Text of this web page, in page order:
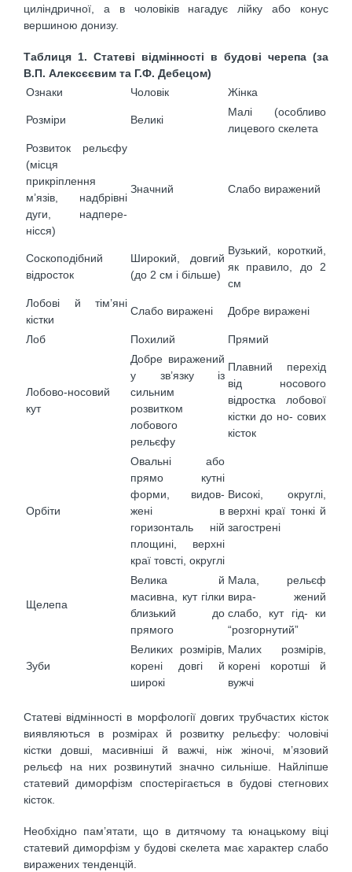
циліндричної, а в чоловіків нагадує лійку або конус
вершиною донизу.
Таблиця 1. Статеві відмінності в будові черепа (за
В.П. Алексєєвим та Г.Ф. Дебецом)
Ознаки
Чоловік Жінка
Розміри Великі
Малі (особливо
лицевого скелета
Розвиток рельєфу
(місця
прикріплення
м’язів, надбрівні
дуги, надпере­
нісся)
Значний Слабо виражений
Соскоподібний
відросток
Широкий, довгий
(до 2 см і більше)
Вузький, короткий,
як правило, до 2
см
Лобові й тім’яні
кістки
Слабо виражені Добре виражені
Лоб Похилий Прямий
Лобово-носовий
кут
Добре виражений
у зв’язку із
сильним
розвитком
лобового
рельєфу
Плавний перехід
від носового
відростка лобової
кістки до но- сових
кісток
Орбіти
Овальні або
прямо кутні
форми, видов-
жені в
горизонталь ній
площині, верхні
краї товсті, округлі
Високі, округлі,
верхні краї тонкі й
загострені
Щелепа
Велика й
масивна, кут гілки
близький до
прямого
Мала, рельєф
вира- жений
слабо, кут гід- ки
“розгорнутий”
Зуби
Великих розмірів,
корені довгі й
широкі
Малих розмірів,
корені коротші й
вужчі
Статеві відмінності в морфології довгих трубчастих кісток
виявляються в розмірах й розвитку рельєфу: чоловічі
кістки довші, масивніші й важчі, ніж жіночі, м’язовий
рельєф на них розвинутий значно сильніше. Найліпше
статевий диморфізм спостерігається в будові стегнових
кісток.
Необхідно пам’ятати, що в дитячому та юнацькому віці
статевий диморфізм у будові скелета має характер слабо
виражених тенденцій.